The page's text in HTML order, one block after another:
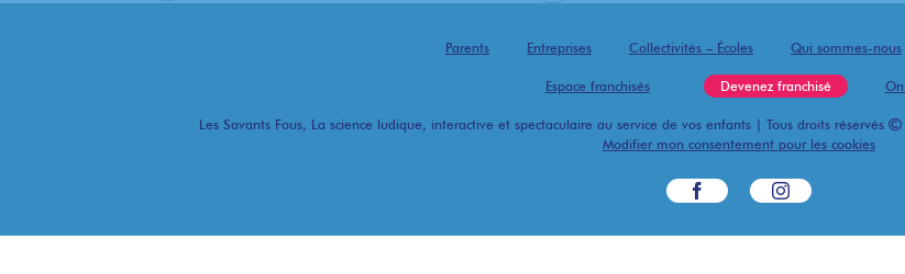
Parents Entreprises Collectivités – Écoles Qui sommes-nous
Espace franchisés Devenez franchisé
Les Savants Fous, La science ludique, interactive et spectaculaire au service de vos enfants | Tous droits réservés
Modifier mon consentement pour les cookies
Facebook Instagram